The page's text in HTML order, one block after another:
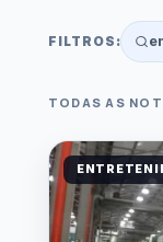
BUSCA POR
CATEGORIA
FILTROS:
TODAS AS